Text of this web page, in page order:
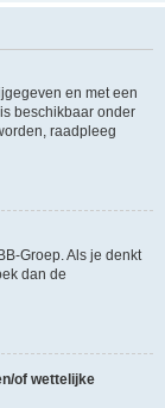
en met een
beschikbaar onder
raadpleeg
Groep. Als je denkt
dan de
of wettelijke